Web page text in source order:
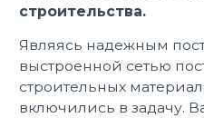
строительства.
Являясь надежным
выстроенной сетью
строительных
включились в задачу.